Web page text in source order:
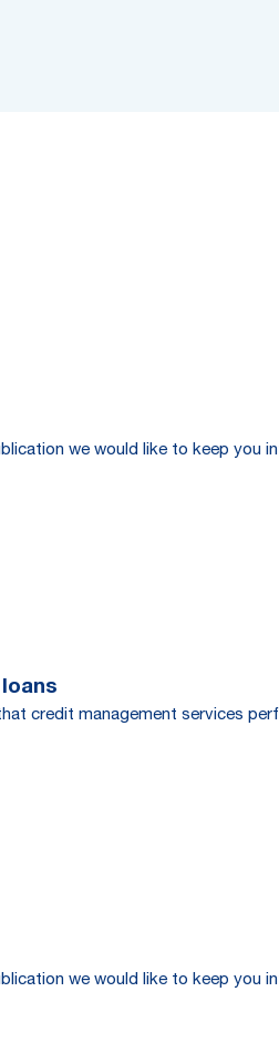
we would like to keep
credit management services
we would like to keep you